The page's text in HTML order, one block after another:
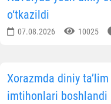
o‘tkazildi
07.08.2026 10025
Xorazmda diniy
imtihonlari boshlandi